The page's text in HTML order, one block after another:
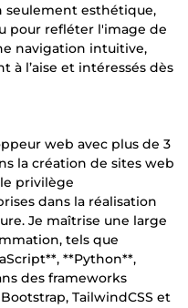
seulement esthétique,
pour refléter l'image de
navigation intuitive,
à l’aise et intéressés dès
web avec plus de 3
la création de sites web
le privilège
dans la réalisation
Je maîtrise une large
tels que
**Python**,
des frameworks
TailwindCSS et